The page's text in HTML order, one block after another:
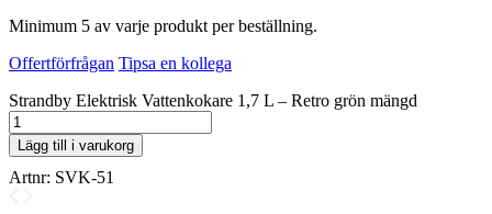
Minimum 5 av varje produkt per beställning.
Offertförfrågan Tipsa en kollega
Strandby Elektrisk Vattenkokare 1,7 L – Retro grön mängd
Lägg till i varukorg
Artnr: SVK-51